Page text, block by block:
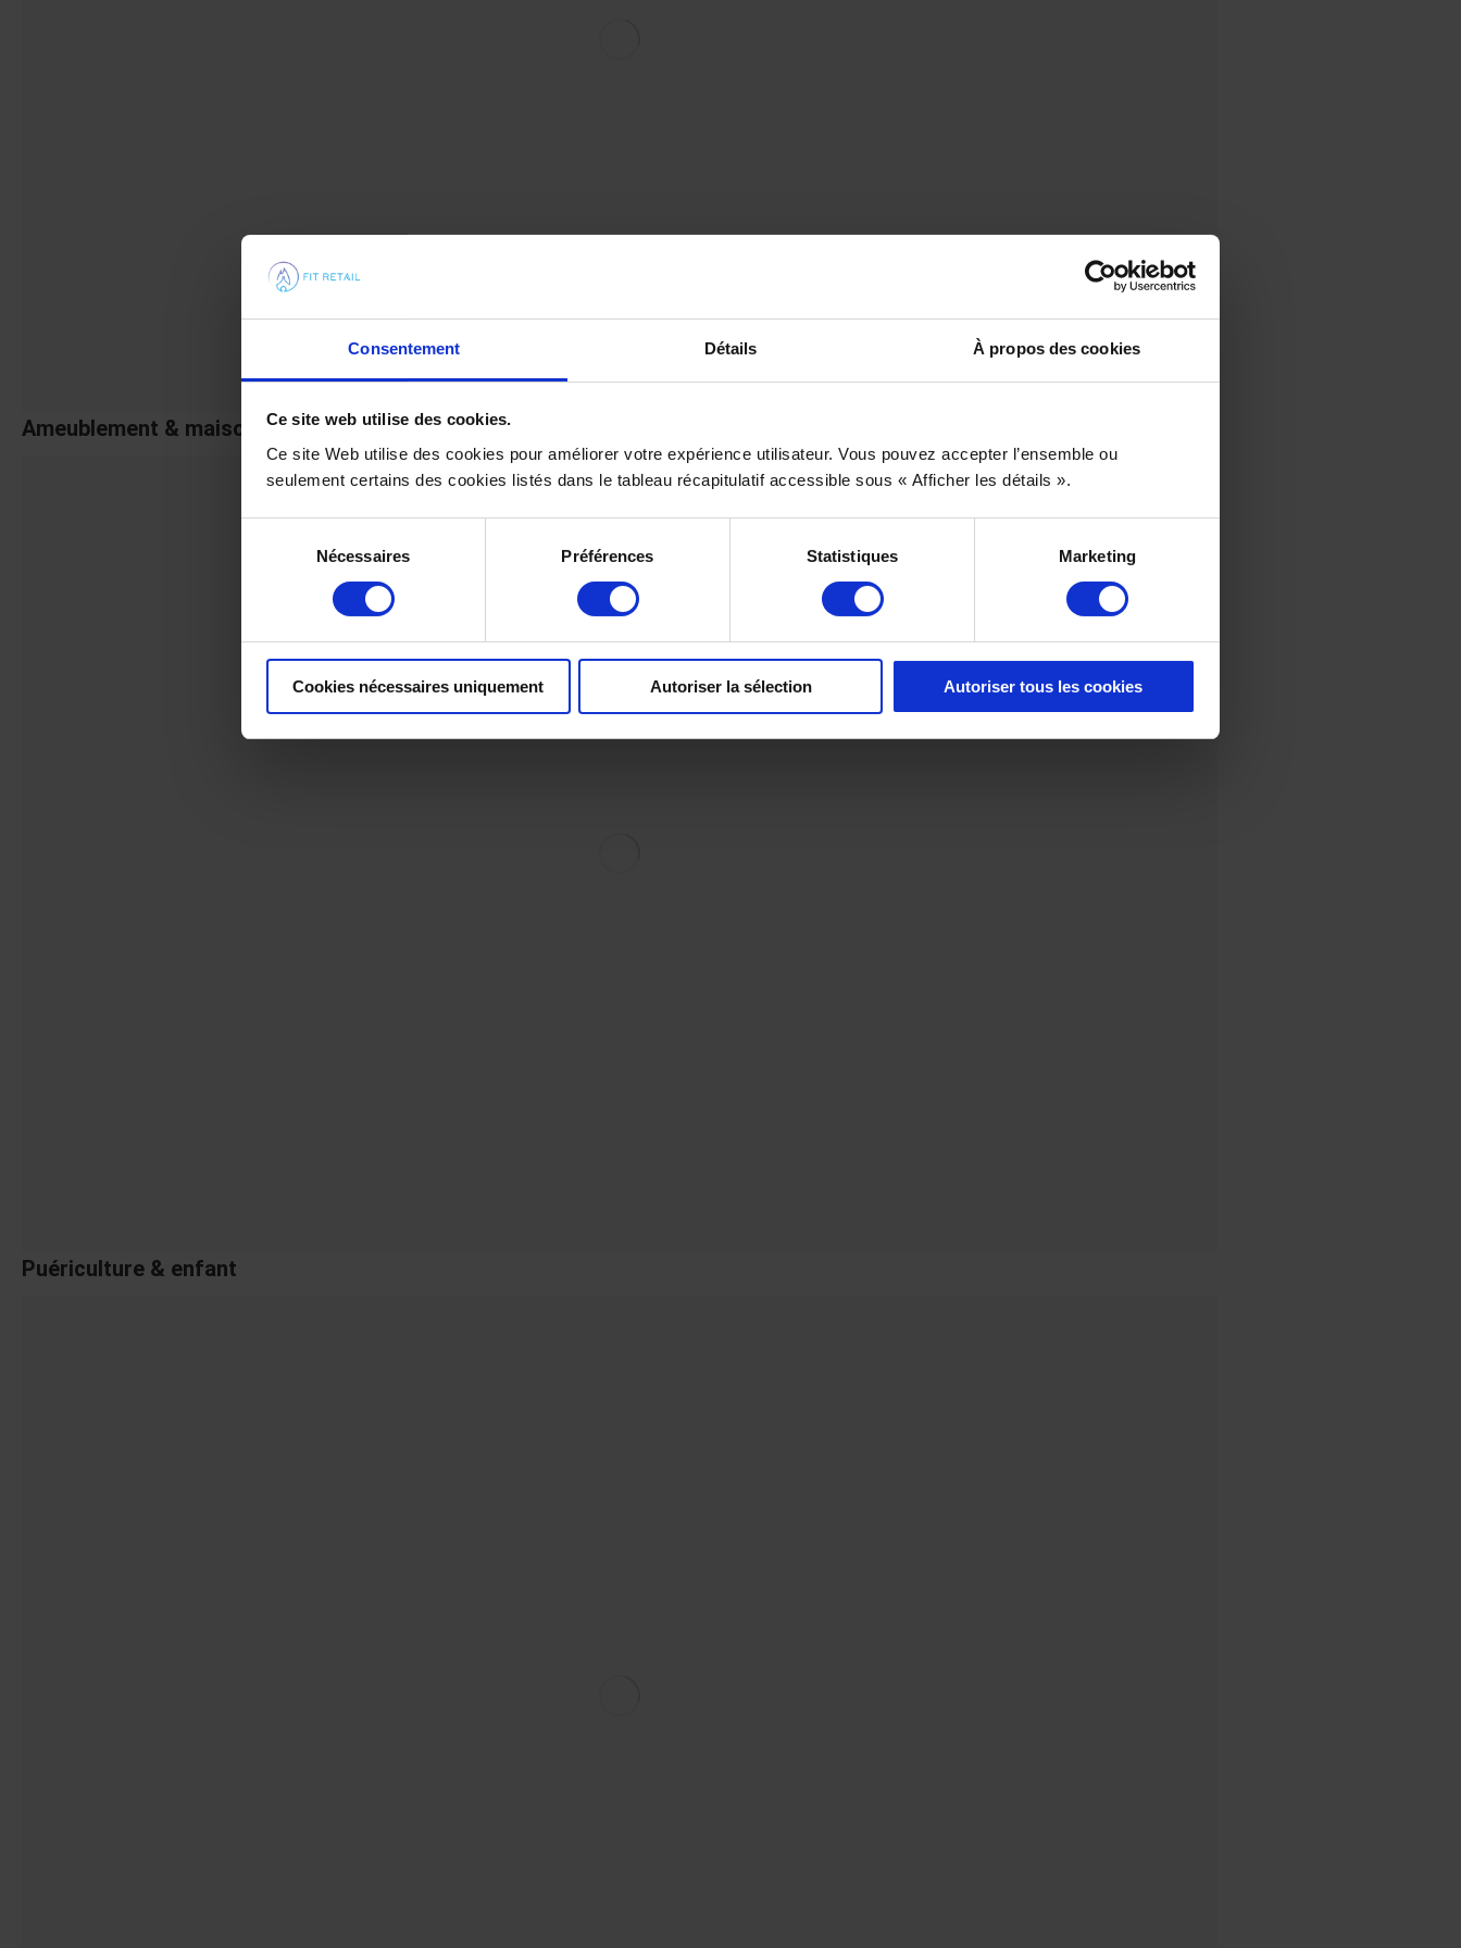
Consentement Détails À propos des cookies
Ce site web utilise des cookies.
Ce site Web utilise des cookies pour améliorer votre expérience utilisateur. Vous pouvez accepter l’ensemble ou
seulement certains des cookies listés dans le tableau récapitulatif accessible sous « Afficher les détails ».
consentement
Nécessaires Préférences Statistiques Marketing
Cookies nécessaires uniquement Autoriser la sélection Autoriser tous les cookies
Ameublement & maison
Puériculture & enfant